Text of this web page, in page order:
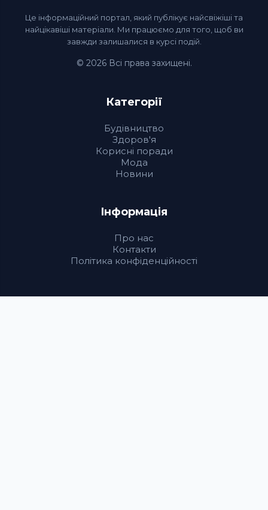
Це інформаційний портал, який публікує найсвіжіші та
найцікавіші матеріали. Ми працюємо для того, щоб ви
завжди залишалися в курсі подій.
© 2026 Всі права захищені.
Категорії
Будівництво
Здоров'я
Корисні поради
Мода
Новини
Інформація
Про нас
Контакти
Політика конфіденційності